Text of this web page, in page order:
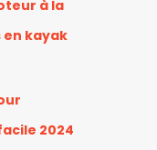
à la
kayak
2024